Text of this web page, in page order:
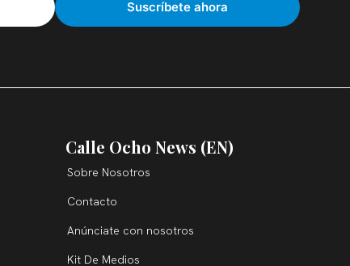
Calle Ocho News (EN)
Sobre Nosotros
Contacto
Anúnciate con nosotros
Kit De Medios